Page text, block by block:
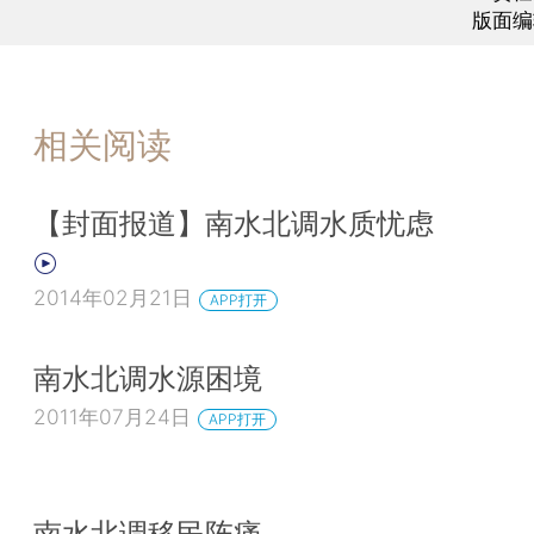
版面
相关阅读
【封面报道】南水北调水质忧虑
2014年02月21日 APP打开
南水北调水源困境
2011年07月24日 APP打开